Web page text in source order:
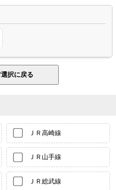
ＪＲ高崎線
ＪＲ山手線
ＪＲ総武線